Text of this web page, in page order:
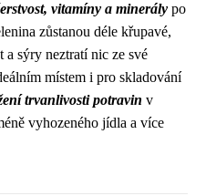
vitamíny a minerály po
zůstanou déle křupavé,
a sýry neztratí nic ze své
místem i pro skladování
trvanlivosti potravin v
vyhozeného jídla a více